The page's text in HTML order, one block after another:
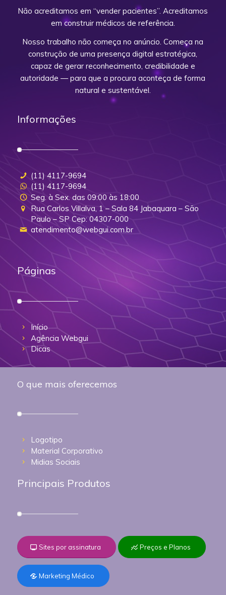
Não acreditamos em “vender pacientes”. Acreditamos
em construir médicos de referência.
Nosso trabalho não começa no anúncio. Começa na
construção de uma presença digital estratégica,
capaz de gerar reconhecimento, credibilidade e
autoridade — para que a procura aconteça de forma
natural e sustentável.
Informações
(11) 4117-9694
(11) 4117-9694
Seg. à Sex. das 09:00 às 18:00
Rua Carlos Villalva, 1 – Sala 84 Jabaquara – São
Paulo – SP Cep: 04307-000
atendimento@webgui.com.br
Páginas
Início
Agência Webgui
Dicas
O que mais oferecemos
Logotipo
Material Corporativo
Midias Sociais
Principais Produtos
Sites por assinatura Preços e Planos
Marketing Médico